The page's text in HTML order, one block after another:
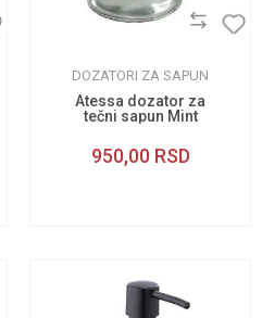
DOZATORI ZA SAPUN
Atessa dozator za
tečni sapun Mint
950,00 RSD